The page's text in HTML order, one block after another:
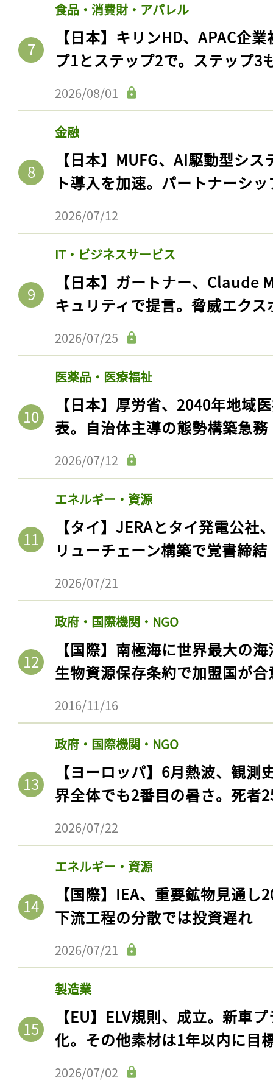
食品・消費財・アパレル
【日本】キリンHD、APAC企
プ1とステップ2で。ステップ3
2026/08/01
金融
【日本】MUFG、AI駆動型シ
ト導入を加速。パートナーシ
2026/07/12
IT・ビジネスサービス
【日本】ガートナー、Claude
キュリティで提言。脅威エク
2026/07/25
医薬品・医療福祉
【日本】厚労省、2040年地域
表。自治体主導の態勢構築急務
2026/07/12
エネルギー・資源
【タイ】JERAとタイ発電公社
リューチェーン構築で覚書締結
2026/07/21
政府・国際機関・NGO
【国際】南極海に世界最大の
生物資源保存条約で加盟国が合
2016/11/16
政府・国際機関・NGO
【ヨーロッパ】6月熱波、観
界全体でも2番目の暑さ。死者
2026/07/22
エネルギー・資源
【国際】IEA、重要鉱物見通
下流工程の分散では投資遅れ
2026/07/21
製造業
【EU】ELV規則、成立。新車
化。その他素材は1年以内に目
2026/07/02